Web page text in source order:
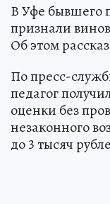
В Уфе бывшего
признали
Об этом
По пресс-
педагог
оценки без
незаконного
до 3 тысяч